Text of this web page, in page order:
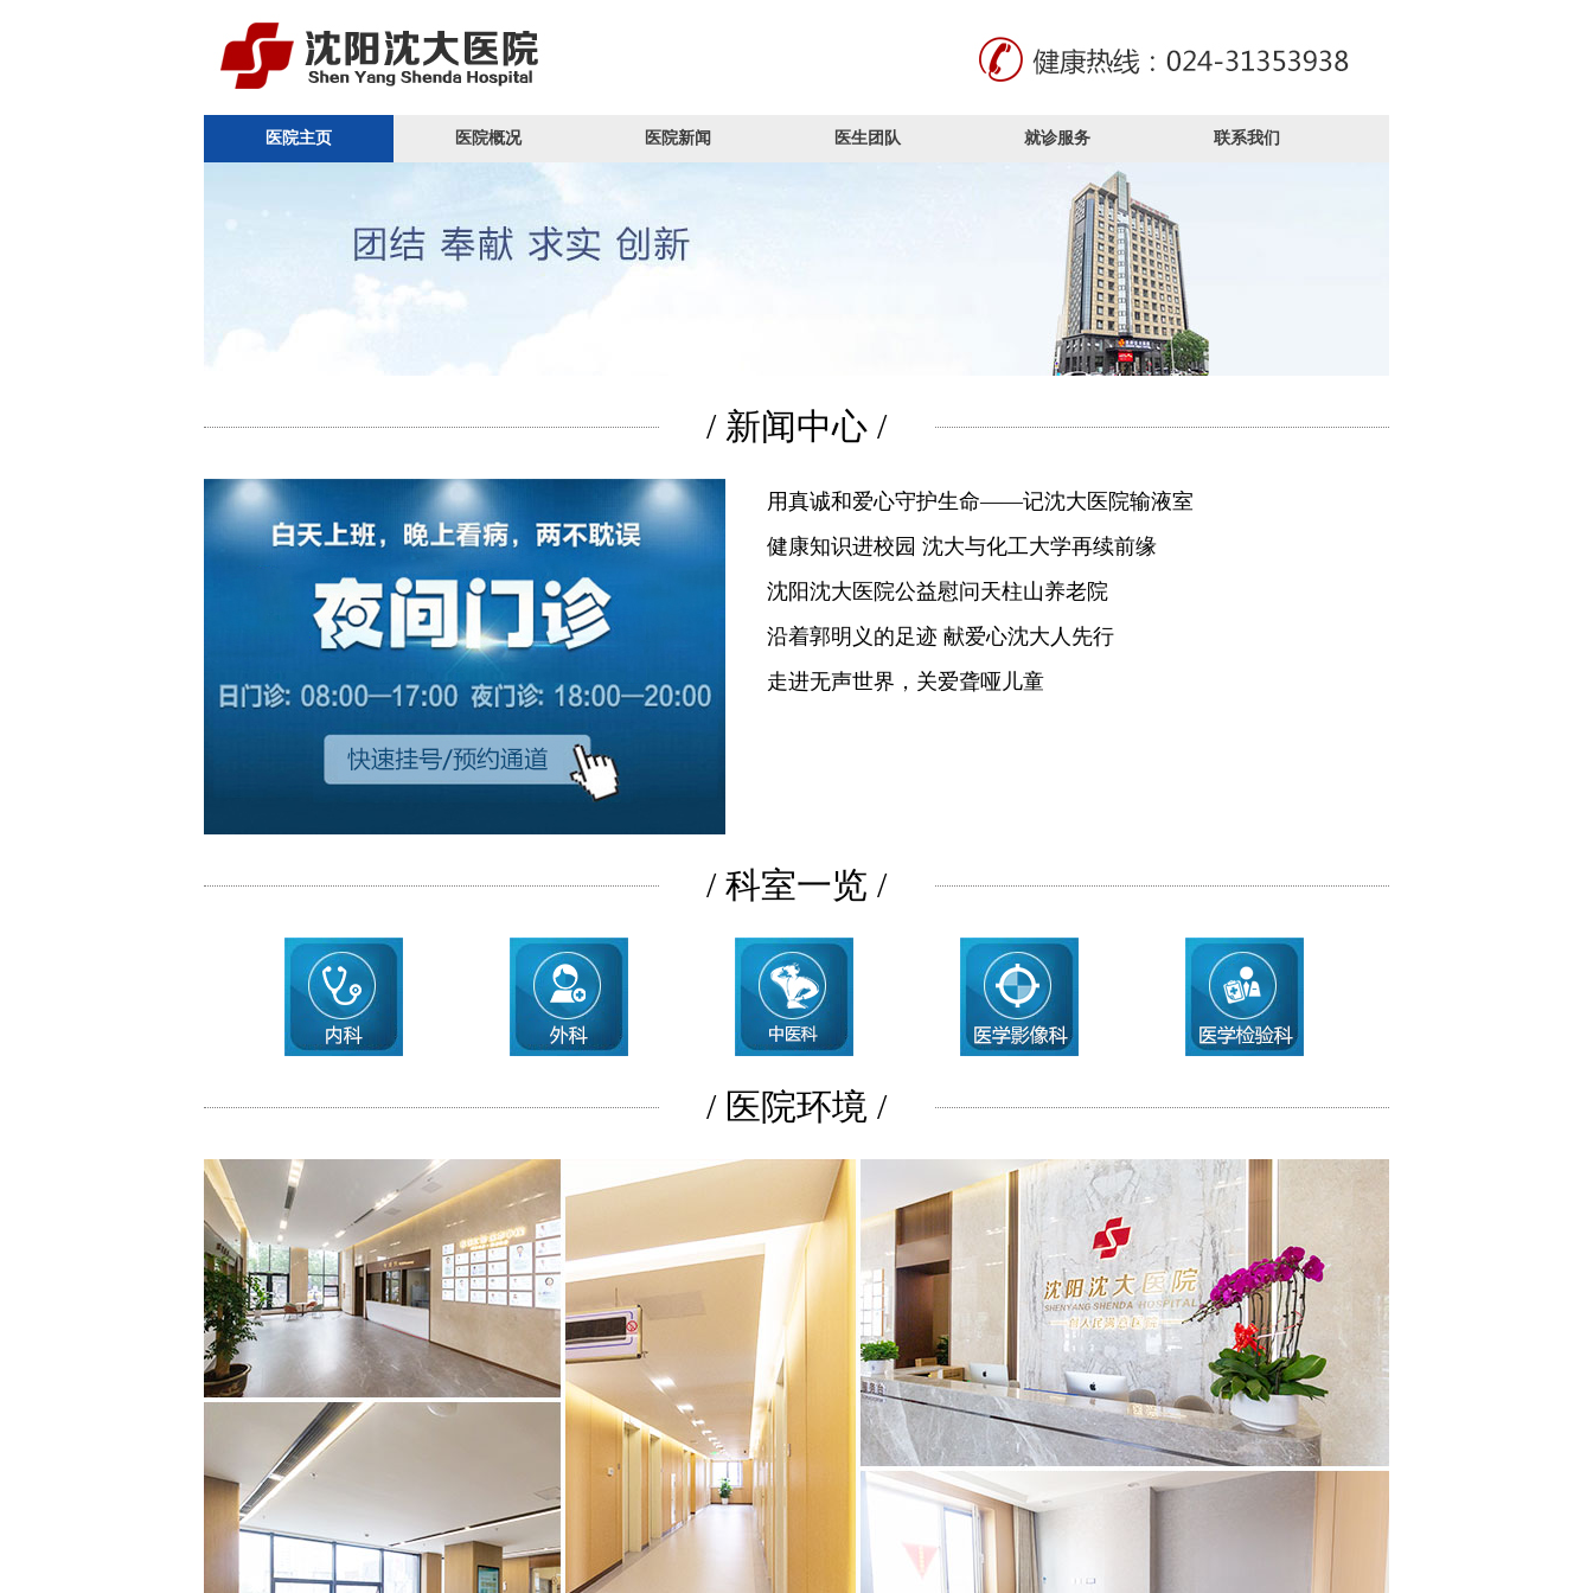
医院主页 医院概况 医院新闻 医生团队 就诊服务 联系我们
/ 新闻中心 /
用真诚和爱心守护生命——记沈大医院输液室
健康知识进校园 沈大与化工大学再续前缘
沈阳沈大医院公益慰问天柱山养老院
沿着郭明义的足迹 献爱心沈大人先行
走进无声世界，关爱聋哑儿童
/ 科室一览 /
/ 医院环境 /